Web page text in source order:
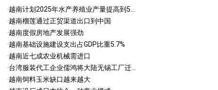
·越南计划2025年水产养殖业产量提高到5...
·越南榴莲通过正贸渠道出口到中国
·越南度假房地产发展强劲
·越南基础设施建设支出占GDP比重5.7%
·越南近七成农业机械需进口
·台湾服装代工企业儒鸿将大陆无锡工厂迁...
·越南饲料玉米缺口越来越大